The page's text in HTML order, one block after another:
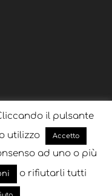
Volantino
il pulsante
utilizzo
Accetto
ad uno o più
o rifiutarli tutti